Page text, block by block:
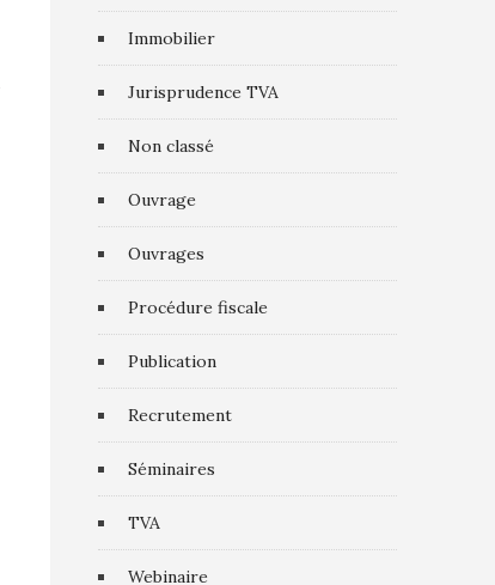
Immobilier
Jurisprudence TVA
Non classé
Ouvrage
Ouvrages
Procédure fiscale
Publication
Recrutement
Séminaires
TVA
Webinaire